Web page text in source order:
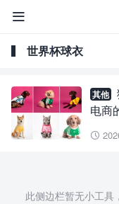

世界杯球衣
其他
电商

此侧边栏暂无小工具